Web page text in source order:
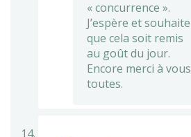
« concurrence ».
J’espère et souhaite
que cela soit remis
au goût du jour.
Encore merci à vous
toutes.